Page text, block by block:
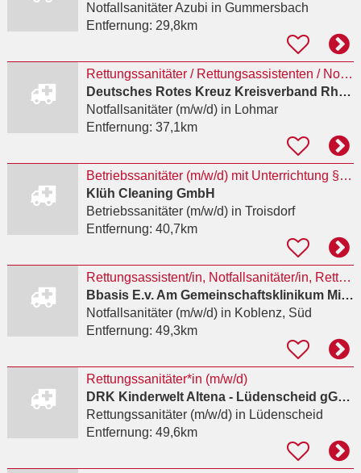
Notfallsanitäter Azubi in Gummersbach
Entfernung: 29,8km
Rettungssanitäter / Rettungsassistenten / Notfallsanitäter (m/w/d)
Deutsches Rotes Kreuz Kreisverband Rhein-Sieg e.V.
Notfallsanitäter (m/w/d)in Lohmar
Entfernung: 37,1km
Betriebssanitäter (m/w/d) mit Unterrichtung §34a GewO (Vollzeit/Teilzeit) - Troisdorf
Klüh Cleaning GmbH
Betriebssanitäter (m/w/d)in Troisdorf
Entfernung: 40,7km
Rettungsassistent/in, Notfallsanitäter/in, Rettungssanitäter/in, Arzt/Ärztin für Herzsport
Bbasis E.v. Am Gemeinschaftsklinikum Mittelrhein
Notfallsanitäter (m/w/d)in Koblenz, Süd
Entfernung: 49,3km
Rettungssanitäter*in (m/w/d)
DRK Kinderwelt Altena - Lüdenscheid gGmbH
Rettungssanitäter (m/w/d)in Lüdenscheid
Entfernung: 49,6km